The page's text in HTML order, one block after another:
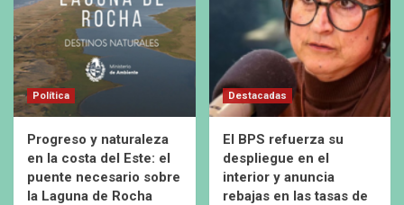
Política
Progreso y naturaleza
en la costa del Este: el
puente necesario sobre
la Laguna de Rocha
Destacadas
El BPS refuerza su
despliegue en el
interior y anuncia
rebajas en las tasas de